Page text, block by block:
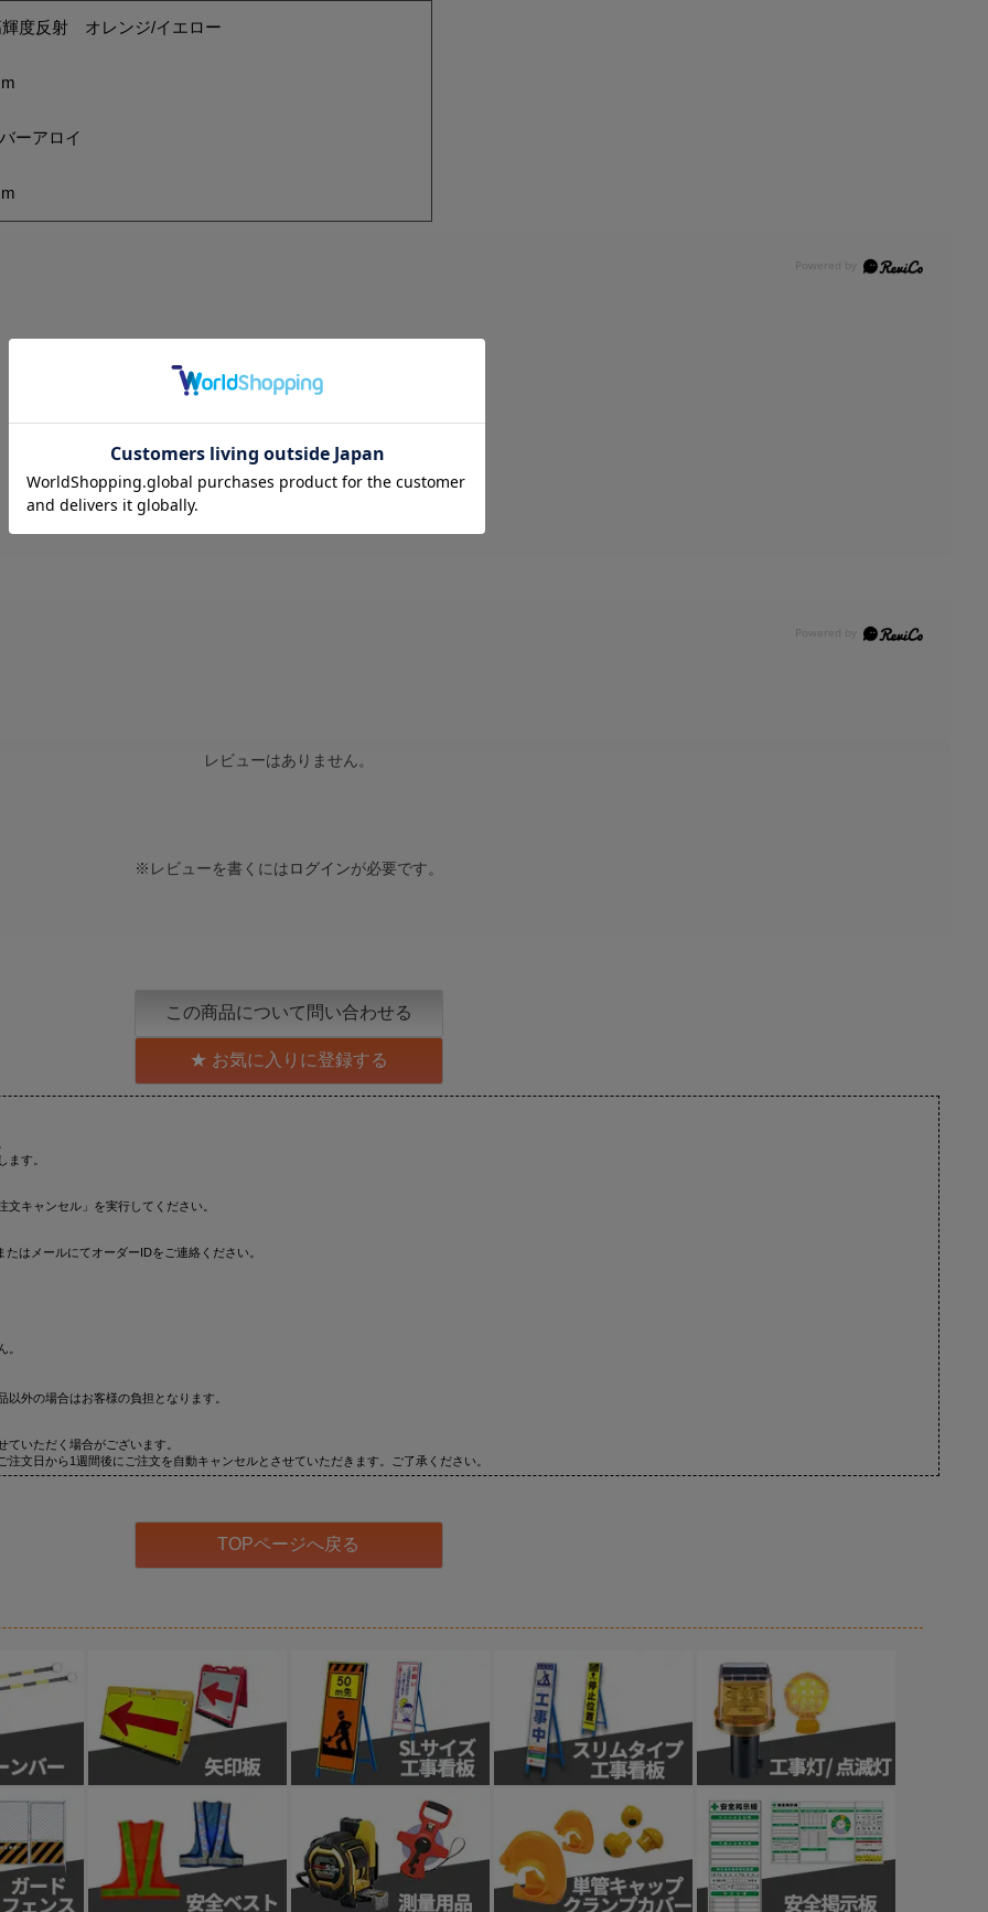
輝度反射 オレンジ/イエロー
ーアロイ
レビューはありません。
※レビューを書くにはログインが必要です。
レビューはありません。
※レビューを書くにはログインが必要です。
この商品について問い合わせる
お気に入りに登録する
す。
キャンセル」を実行してください。
はメールにてオーダーIDをご連絡ください。
。
外の場合はお客様の負担となります。
いただく場合がございます。
文日から1週間後にご注文を自動キャンセルとさせていただきます。ご了承ください。
TOPページへ戻る